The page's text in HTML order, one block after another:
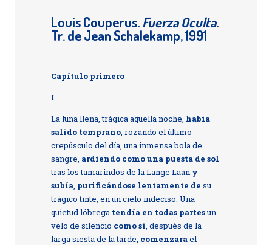
Louis Couperus.Fuerza Oculta.
Tr. de Jean Schalekamp, 1991
Capítulo primero
I
La luna llena, trágica aquella noche, había
salido temprano, rozando el último
crepúsculo del día, una inmensa bola de
sangre, ardiendo como una puesta de sol
tras los tamarindos de la Lange Laan y
subía, purificándose lentamente de su
trágico tinte, en un cielo indeciso. Una
quietud lóbrega tendía en todas partesun
velo de silencio como si, después de la
larga siesta de la tarde, comenzarael